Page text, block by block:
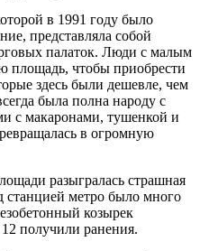
в 1991 году было
представляла собой
палаток. Люди с малым
площадь, чтобы приобрести
здесь были дешевле, чем
была полна народу с
с макаронами, тушенкой и
в огромную
разыгралась страшная
станцией метро было много
козырек
получили ранения.